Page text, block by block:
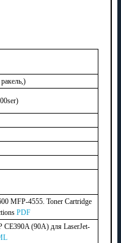
MFP-4555. Toner Cartridge
PDF
CE390A (90A) для LaserJet-